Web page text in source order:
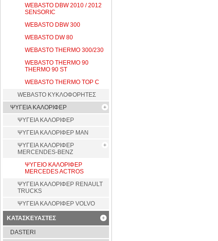
WEBASTO DBW 2010 / 2012
SENSORIC
WEBASTO DBW 300
WEBASTO DW 80
WEBASTO THERMO 300/230
WEBASTO THERMO 90
THERMO 90 ST
WEBASTO THERMO TOP C
WEBASTO ΚΥΚΛΟΦΟΡΗΤΕΣ
ΨΥΓΕΙΑ ΚΑΛΟΡΙΦΕΡ
ΨΥΓΕΙΑ ΚΑΛΟΡΙΦΕΡ
ΨΥΓΕΙΑ ΚΑΛΟΡΙΦΕΡ MAN
ΨΥΓΕΙΑ ΚΑΛΟΡΙΦΕΡ
MERCENDES-BENZ
ΨΥΓΕΙΟ ΚΑΛΟΡΙΦΕΡ
MERCEDES ACTROS
ΨΥΓΕΙΑ ΚΑΛΟΡΙΦΕΡ RENAULT
TRUCKS
ΨΥΓΕΙΑ ΚΑΛΟΡΙΦΕΡ VOLVO
ΚΑΤΑΣΚΕΥΑΣΤΕΣ
DASTERI